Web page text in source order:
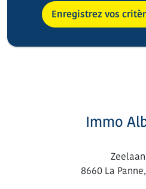
Enregistrez vos
Immo
8660 La